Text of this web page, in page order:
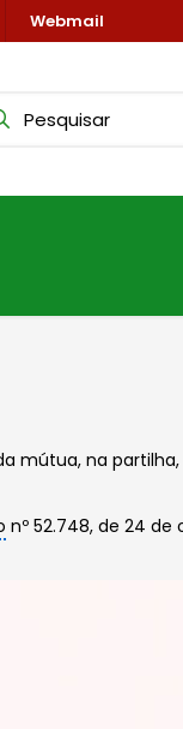
Webmail
mútua, na
nº 52.748, de 24 de